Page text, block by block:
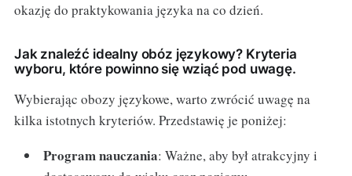
okazję do praktykowania języka na co dzień.
Jak znaleźć idealny obóz językowy? Kryteria
wyboru, które powinno się wziąć pod uwagę.
Wybierając obozy językowe, warto zwrócić uwagę na
kilka istotnych kryteriów. Przedstawię je poniżej:
Program nauczania: Ważne, aby był atrakcyjny i